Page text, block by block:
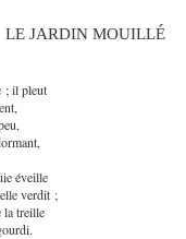
LE JARDIN MOUILLÉ
; il pleut
éveille
verdit ;
la treille